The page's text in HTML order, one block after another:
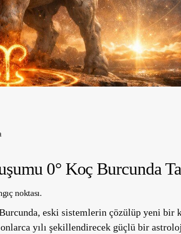
0° Koç Burcunda
noktası.
eski sistemlerin çözülüp yeni bir
yılı şekillendirecek güçlü bir